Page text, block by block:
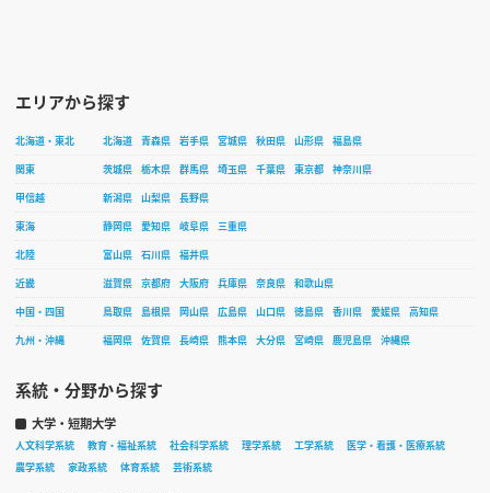
エリアから探す
北海道・東北 北海道 青森県 岩手県 宮城県 秋田県 山形県
福島県
関東
茨城県 栃木県 群馬県 埼玉県 千葉県 東京都
神奈川県
甲信越
新潟県 山梨県
長野県
東海
静岡県 愛知県 岐阜県
三重県
北陸
富山県 石川県
福井県
近畿
滋賀県 京都府 大阪府 兵庫県 奈良県
和歌山県
中国・四国
鳥取県 島根県 岡山県 広島県 山口県 徳島県 香川県 愛媛県
高知県
九州・沖縄
福岡県 佐賀県 長崎県 熊本県 大分県 宮崎県 鹿児島県 沖縄県
系統・分野から探す
大学・短期大学
人文科学系統 教育・福祉系統 社会科学系統 理学系統 工学系統
医学・看護・医療系統
農学系統
家政系統 体育系統 芸術系統